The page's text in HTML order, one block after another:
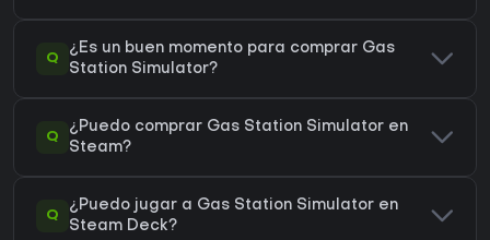
Q
¿Es un buen momento para comprar Gas
Station Simulator?
Q
¿Puedo comprar Gas Station Simulator en
Steam?
Q
¿Puedo jugar a Gas Station Simulator en
Steam Deck?